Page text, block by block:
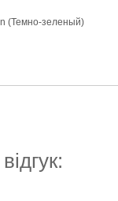
(Темно-зеленый)